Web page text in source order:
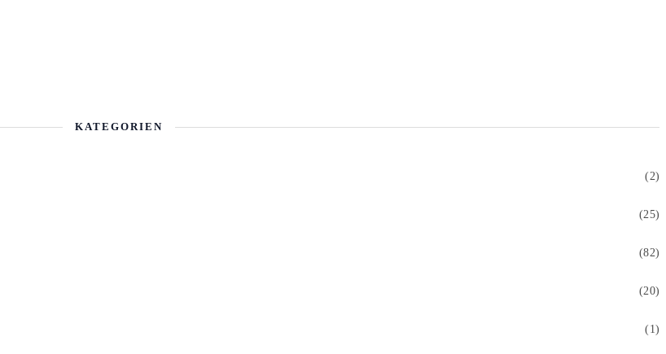
KATEGORIEN
(2)
(25)
(82)
(20)
(1)